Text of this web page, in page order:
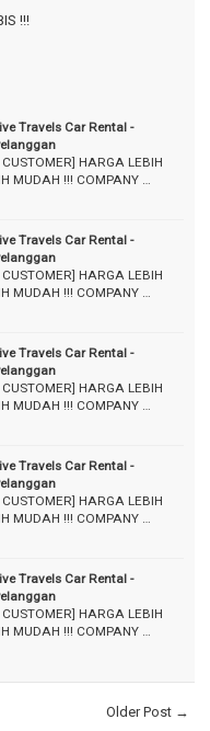
!!!
Travels Car Rental -
HARGA LEBIH
MUDAH !!! COMPANY …
Travels Car Rental -
HARGA LEBIH
MUDAH !!! COMPANY …
Travels Car Rental -
HARGA LEBIH
MUDAH !!! COMPANY …
Travels Car Rental -
HARGA LEBIH
MUDAH !!! COMPANY …
Travels Car Rental -
HARGA LEBIH
MUDAH !!! COMPANY …
Older Post →